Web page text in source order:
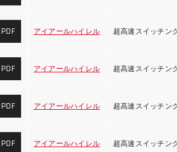
PDF アイアールハイレル 超高速スイッチン
PDF アイアールハイレル 超高速スイッチン
PDF アイアールハイレル 超高速スイッチン
PDF アイアールハイレル 超高速スイッチン